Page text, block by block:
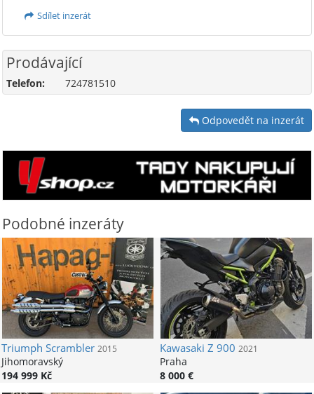
Sdílet inzerát
Prodávající
Telefon: 724781510
Odpovedět na inzerát
Podobné inzeráty
Triumph Scrambler 2015
Jihomoravský
194 999 Kč
Kawasaki Z 900 2021
Praha
8 000 €